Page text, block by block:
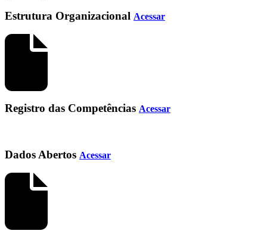
Estrutura Organizacional Acessar
Registro das Competências Acessar
Dados Abertos Acessar